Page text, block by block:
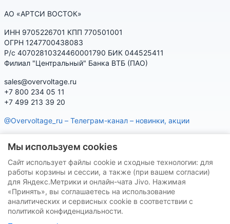
АО «АРТСИ ВОСТОК»
ИНН 9705226701 КПП 770501001
ОГРН 1247700438083
Р/с 40702810324460001790 БИК 044525411
Филиал "Центральный" Банка ВТБ (ПАО)
sales@overvoltage.ru
+7 800 234 05 11
+7 499 213 39 20
@Overvoltage_ru – Телеграм-канал – новинки, акции
характеристики, наличие, подбор
Нашу продукцию Вы можете приобрести на маркетплейсах
Мы используем cookies
Сайт использует файлы cookie и сходные технологии: для
работы корзины и сессии, а также (при вашем согласии)
для Яндекс.Метрики и онлайн-чата Jivo. Нажимая
«Принять», вы соглашаетесь на использование
аналитических и сервисных cookie в соответствии с
политикой конфиденциальности.